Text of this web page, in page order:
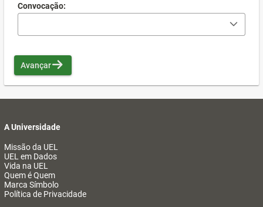
Convocação:
Avançar
A Universidade
Missão da UEL
UEL em Dados
Vida na UEL
Quem é Quem
Marca Símbolo
Política de Privacidade